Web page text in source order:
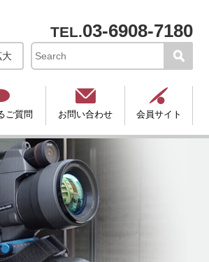
TEL.03-6908-7180
大
ご質問

お問い合わせ

会員サイト